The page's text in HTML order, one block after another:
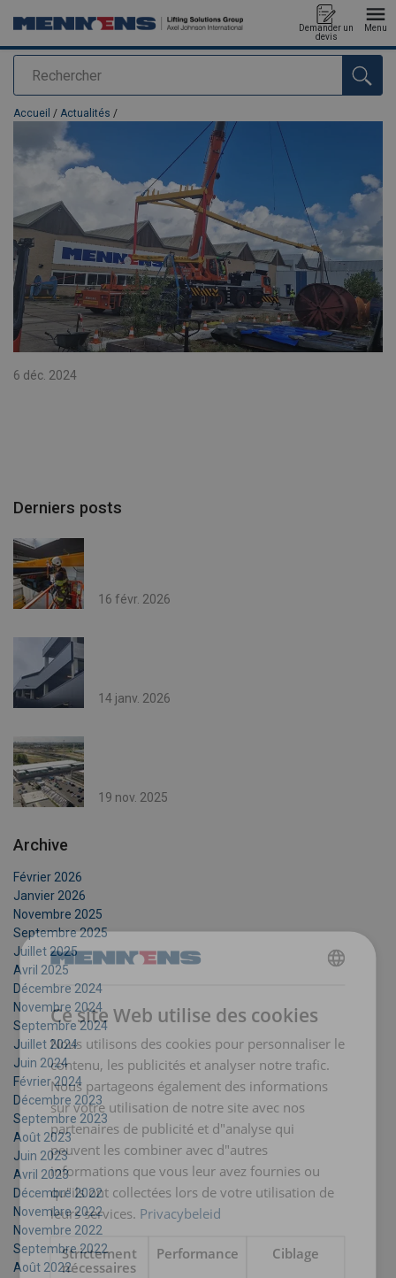
Rechercher
Demander un
devis
Menu
Ajouté au panier
Accueil / Actualités /
6 déc. 2024
Derniers posts
16 févr. 2026
14 janv. 2026
19 nov. 2025
Archive
Février 2026
Janvier 2026
Novembre 2025
Septembre 2025
Juillet 2025
Avril 2025
Décembre 2024
Novembre 2024
Septembre 2024
Juillet 2024
Juin 2024
Février 2024
Décembre 2023
Septembre 2023
Août 2023
Juin 2023
Avril 2023
Décembre 2022
Novembre 2022
Novembre 2022
Septembre 2022
Août 2022
ENGLISH TRANSLATION
FRENCH
Ce site Web utilise des cookies
Nous utilisons des cookies pour personnaliser le
contenu, les publicités et analyser notre trafic.
Nous partageons également des informations
sur votre utilisation de notre site avec nos
partenaires de publicité et d"analyse qui
peuvent les combiner avec d"autres
informations que vous leur avez fournies ou
qu"ils ont collectées lors de votre utilisation de
leurs services. Privacybeleid
Strictement
nécessaires
Performance Ciblage